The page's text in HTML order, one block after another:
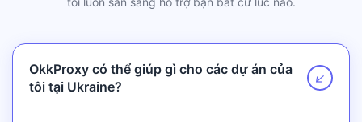
OkkProxy có thể giúp gì cho các dự án của
tôi tại Ukraine?
↗